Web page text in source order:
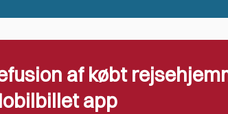
af købt
app